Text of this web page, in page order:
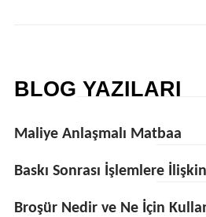
BLOG YAZILARI
Maliye Anlaşmalı Matbaa
Baskı Sonrası İşlemlere
Broşür Nedir ve Ne İçin